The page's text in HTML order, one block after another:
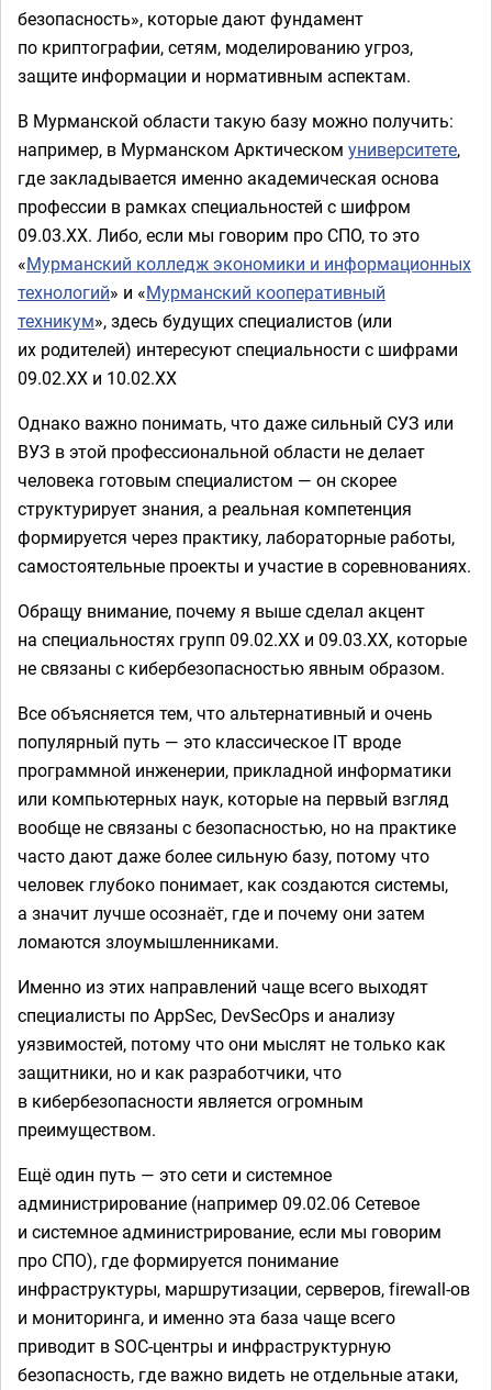
безопасность», которые дают фундамент
по криптографии, сетям, моделированию угроз,
защите информации и нормативным аспектам.
В Мурманской области такую базу можно получить:
например, в Мурманском Арктическом университете,
где закладывается именно академическая основа
профессии в рамках специальностей с шифром
09.03.ХХ. Либо, если мы говорим про СПО, то это
«Мурманский колледж экономики и информационных
технологий» и «Мурманский кооперативный
техникум», здесь будущих специалистов (или
их родителей) интересуют специальности с шифрами
09.02.ХХ и 10.02.ХХ
Однако важно понимать, что даже сильный СУЗ или
ВУЗ в этой профессиональной области не делает
человека готовым специалистом — он скорее
структурирует знания, а реальная компетенция
формируется через практику, лабораторные работы,
самостоятельные проекты и участие в соревнованиях.
Обращу внимание, почему я выше сделал акцент
на специальностях групп 09.02.ХХ и 09.03.ХХ, которые
не связаны с кибербезопасностью явным образом.
Все объясняется тем, что альтернативный и очень
популярный путь — это классическое IT вроде
программной инженерии, прикладной информатики
или компьютерных наук, которые на первый взгляд
вообще не связаны с безопасностью, но на практике
часто дают даже более сильную базу, потому что
человек глубоко понимает, как создаются системы,
а значит лучше осознаёт, где и почему они затем
ломаются злоумышленниками.
Именно из этих направлений чаще всего выходят
специалисты по AppSec, DevSecOps и анализу
уязвимостей, потому что они мыслят не только как
защитники, но и как разработчики, что
в кибербезопасности является огромным
преимуществом.
Ещё один путь — это сети и системное
администрирование (например 09.02.06 Сетевое
и системное администрирование, если мы говорим
про СПО), где формируется понимание
инфраструктуры, маршрутизации, серверов, firewall-ов
и мониторинга, и именно эта база чаще всего
приводит в SOC-центры и инфраструктурную
безопасность, где важно видеть не отдельные атаки,